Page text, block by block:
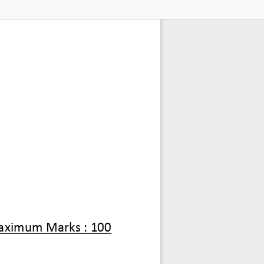
Marks : 100